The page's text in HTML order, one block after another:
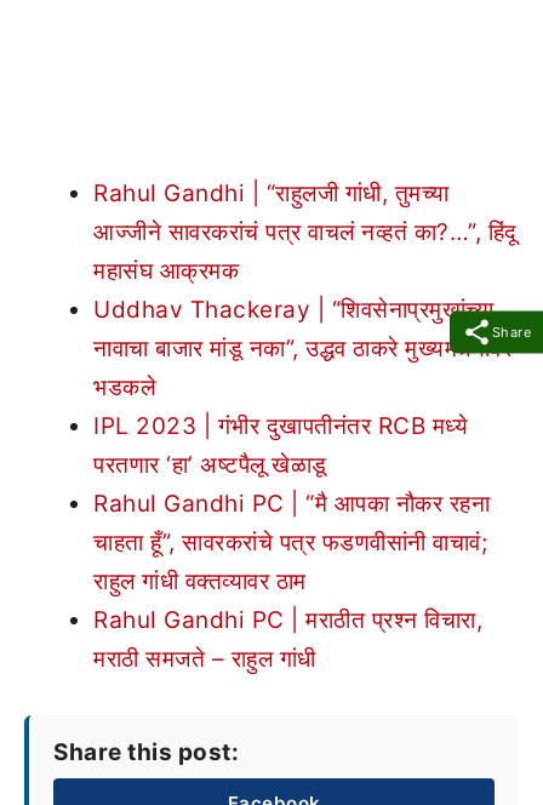
Share
Rahul Gandhi | “राहुलजी गांधी, तुमच्या
आज्जीने सावरकरांचं पत्र वाचलं नव्हतं का?…”, हिंदू
महासंघ आक्रमक
Uddhav Thackeray | “शिवसेनाप्रमुखांच्या
नावाचा बाजार मांडू नका”, उद्धव ठाकरे मुख्यमंत्र्यांवर
भडकले
IPL 2023 | गंभीर दुखापतीनंतर RCB मध्ये
परतणार ‘हा’ अष्टपैलू खेळाडू
Rahul Gandhi PC | “मै आपका नौकर रहना
चाहता हूँ”, सावरकरांचे पत्र फडणवीसांनी वाचावं;
राहुल गांधी वक्तव्यावर ठाम
Rahul Gandhi PC | मराठीत प्रश्न विचारा,
मराठी समजते – राहुल गांधी
Share this post: